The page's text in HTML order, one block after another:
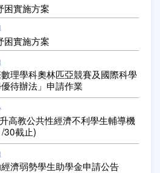
困實施方案
困實施方案
數理學科奧林匹亞競賽及國際科學
待辦法」申請作業
高教公共性經濟不利學生輔導機
30截止)
濟弱勢學生助學金申請公告